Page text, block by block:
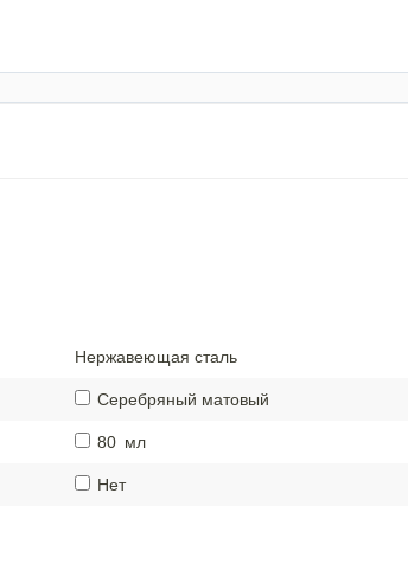
Нержавеющая сталь
Серебряный матовый
80 мл
Нет